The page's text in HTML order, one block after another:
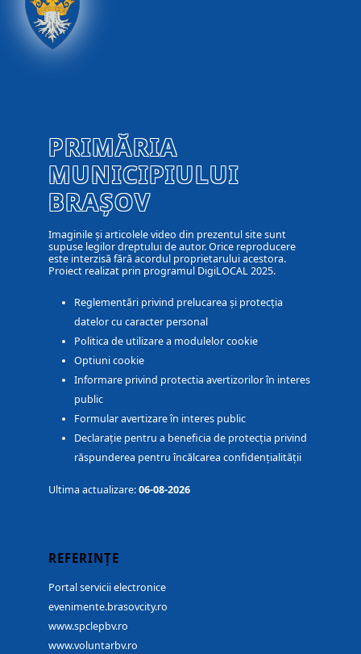
PRIMĂRIA
MUNICIPIULUI
BRAȘOV
Imaginile și articolele video din prezentul site sunt
supuse legilor dreptului de autor. Orice reproducere
este interzisă fără acordul proprietarului acestora.
Proiect realizat prin programul DigiLOCAL 2025.
Reglementări privind prelucarea și protecția
datelor cu caracter personal
Politica de utilizare a modulelor cookie
Optiuni cookie
Informare privind protectia avertizorilor în interes
public
Formular avertizare în interes public
Declarație pentru a beneficia de protecția privind
răspunderea pentru încălcarea confidențialității
Ultima actualizare:06-08-2026
REFERINȚE
Portal servicii electronice
evenimente.brasovcity.ro
www.spclepbv.ro
www.voluntarbv.ro